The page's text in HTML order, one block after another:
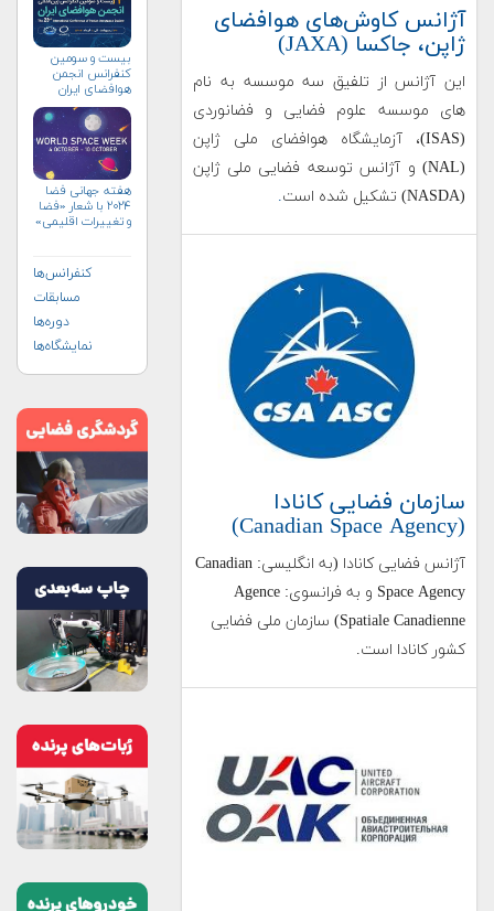
آژانس کاوش‌های هوافضای
ژاپن، جاکسا (JAXA)
این آژانس از تلفیق سه موسسه به نام
های موسسه علوم فضایی و فضانوردی
(ISAS)، آزمایشگاه هوافضای ملی ژاپن
(NAL) و آژانس توسعه فضایی ملی ژاپن
(NASDA) تشکیل شده است
.
سازمان فضایی کانادا
(Canadian Space Agency)
آژانس فضایی کانادا (به انگلیسی: Canadian
Space Agency و به فرانسوی: Agence
Spatiale Canadienne) سازمان ملی فضایی
کشور کانادا است.
بیست و سومین
کنفرانس انجمن
هوافضای ايران
هفته جهانی فضا
۲۰۲۴ با شعار «فضا
و تغییرات اقلیمی»
کنفرانس‌ها
مسابقات
دوره‌ها
نمایشگاه‌ها